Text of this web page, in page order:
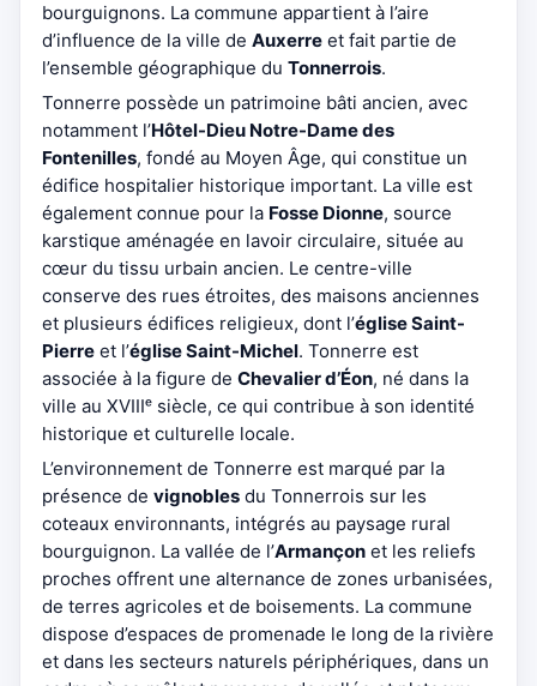
bourguignons. La commune appartient à l’aire
d’influence de la ville de Auxerre et fait partie de
l’ensemble géographique du Tonnerrois.
Tonnerre possède un patrimoine bâti ancien, avec
notamment l’Hôtel-Dieu Notre-Dame des
Fontenilles, fondé au Moyen Âge, qui constitue un
édifice hospitalier historique important. La ville est
également connue pour la Fosse Dionne, source
karstique aménagée en lavoir circulaire, située au
cœur du tissu urbain ancien. Le centre-ville
conserve des rues étroites, des maisons anciennes
et plusieurs édifices religieux, dont l’église Saint-
Pierre et l’église Saint-Michel. Tonnerre est
associée à la figure de Chevalier d’Éon, né dans la
ville au XVIIIᵉ siècle, ce qui contribue à son identité
historique et culturelle locale.
L’environnement de Tonnerre est marqué par la
présence de vignobles du Tonnerrois sur les
coteaux environnants, intégrés au paysage rural
bourguignon. La vallée de l’Armançon et les reliefs
proches offrent une alternance de zones urbanisées,
de terres agricoles et de boisements. La commune
dispose d’espaces de promenade le long de la rivière
et dans les secteurs naturels périphériques, dans un